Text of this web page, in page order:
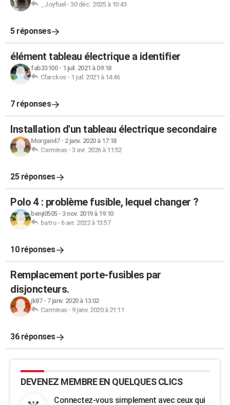
_Joyfuel - 30 déc. 2025 à 10:43
5 réponses
élément tableau électrique a identifier
fab33100- 1 juil. 2021 à 09:18
Clarckos- 1 juil. 2021 à 14:46
7 réponses
Installation d'un tableau électrique secondaire
Morgan47- 2 janv. 2020 à 17:18
Carminas- 3 avr. 2026 à 11:52
25 réponses
Polo 4 : problème fusible, lequel changer ?
benji0505- 3 nov. 2019 à 19:10
batru- 6 avr. 2022 à 13:57
10 réponses
Remplacement porte-fusibles par
disjoncteurs.
jk87- 7 janv. 2020 à 13:02
Carminas- 9 janv. 2020 à 21:11
36 réponses
DEVENEZ MEMBRE EN QUELQUES CLICS
Connectez-vous simplement avec ceux qui